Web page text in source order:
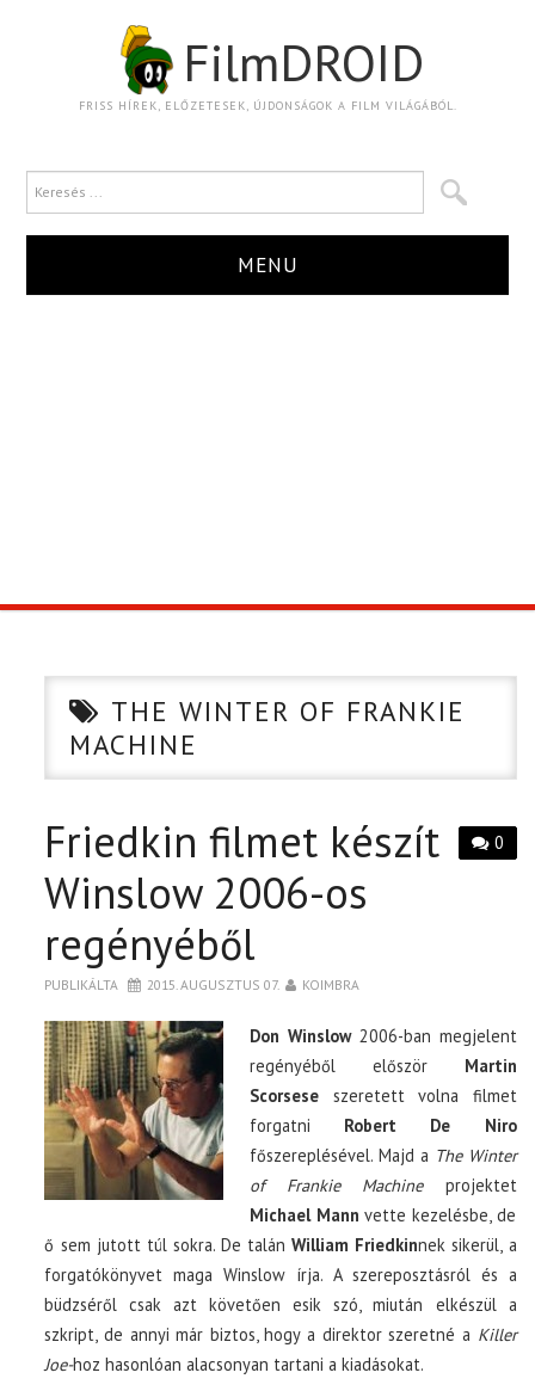
FilmDROID
FRISS HÍREK, ELŐZETESEK, ÚJDONSÁGOK A FILM VILÁGÁBÓL.
MENU
CIKK
THE WINTER OF FRANKIE
MACHINE
0
Friedkin filmet készít
Winslow 2006-os
regényéből
PUBLIKÁLTA 2015. AUGUSZTUS 07. KOIMBRA
Don Winslow2006-ban megjelent
regényéből először Martin
Scorsese szeretett volna filmet
forgatni Robert De Niro
főszereplésével. Majd a The Winter
of Frankie Machineprojektet
Michael Mann vette kezelésbe, de
ő sem jutott túl sokra. De talánWilliam Friedkinnek sikerül, a
forgatókönyvet maga Winslow írja. A szereposztásról és a
büdzséről csak azt követően esik szó, miután elkészül a
szkript, de annyi már biztos, hogy a direktor szeretné a Killer
Joe-hoz hasonlóan alacsonyan tartani a kiadásokat.